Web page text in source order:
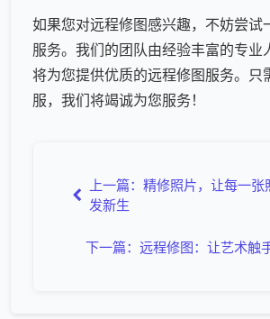
如果您对远程修图感兴趣，不妨尝试
服务。我们的团队由经验丰富的专业
将为您提供优质的远程修图服务。只
服，我们将竭诚为您服务！
上一篇：精修照片，让每一张
发新生
下一篇：远程修图：让艺术触